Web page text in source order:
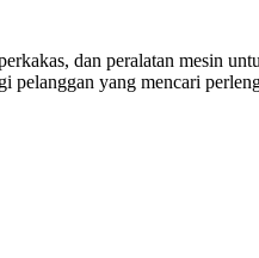
dan peralatan mesin
yang mencari